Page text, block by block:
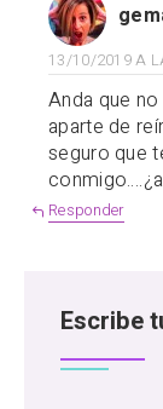
13/10/2019 A
Anda que
aparte de
seguro que
Responder
Escribe